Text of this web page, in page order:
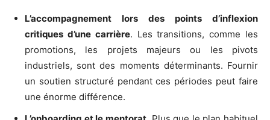
L’accompagnement lors des points d’inflexion
critiques d’une carrière. Les transitions, comme les
promotions, les projets majeurs ou les pivots
industriels, sont des moments déterminants. Fournir
un soutien structuré pendant ces périodes peut faire
une énorme différence.